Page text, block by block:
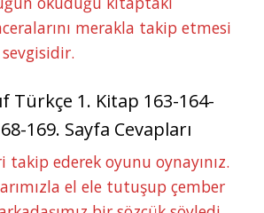
merakla takip etmesi
Türkçe 1. Kitap 163-164-
169. Sayfa Cevapları
takip ederek oyunu oynayınız.
el ele tutuşup çember